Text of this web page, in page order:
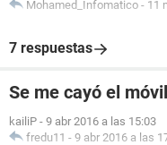
Mohamed_Infomatico - 11
7 respuestas
Se me cayó el
kailiP - 9 abr 2016 a las 15:03
fredu11 - 9 abr 2016 a las